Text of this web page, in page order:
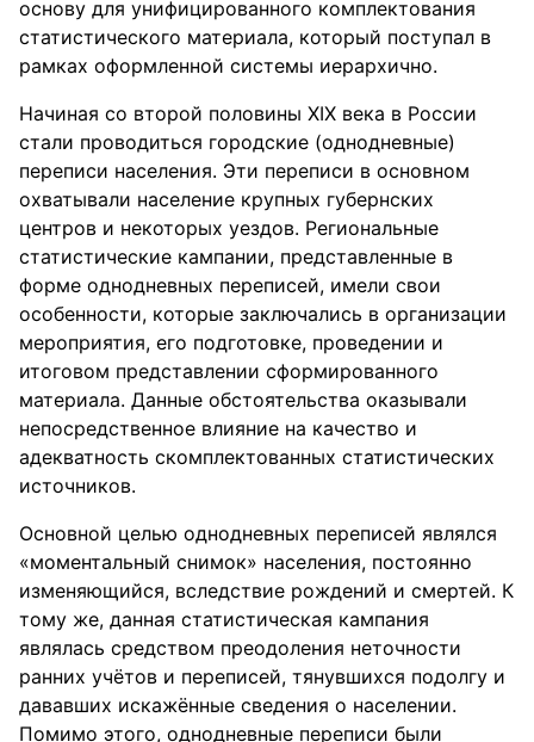
основу для унифицированного комплектования
статистического материала, который поступал в
рамках оформленной системы иерархично.
Начиная со второй половины XIX века в России
стали проводиться городские (однодневные)
переписи населения. Эти переписи в основном
охватывали население крупных губернских
центров и некоторых уездов. Региональные
статистические кампании, представленные в
форме однодневных переписей, имели свои
особенности, которые заключались в организации
мероприятия, его подготовке, проведении и
итоговом представлении сформированного
материала. Данные обстоятельства оказывали
непосредственное влияние на качество и
адекватность скомплектованных статистических
источников.
Основной целью однодневных переписей являлся
«моментальный снимок» населения, постоянно
изменяющийся, вследствие рождений и смертей. К
тому же, данная статистическая кампания
являлась средством преодоления неточности
ранних учётов и переписей, тянувшихся подолгу и
дававших искажённые сведения о населении.
Помимо этого, однодневные переписи были